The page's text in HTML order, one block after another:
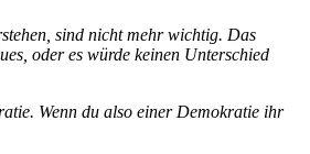
sind nicht mehr wichtig. Das
oder es würde keinen Unterschied
Wenn du also einer Demokratie ihr